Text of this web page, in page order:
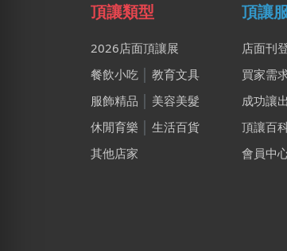
頂讓類型
2026店面頂讓展
餐飲小吃
教育文具
服飾精品
美容美髮
休閒育樂
生活百貨
其他店家
頂讓
店面刊
買家需
成功讓
頂讓百
會員中